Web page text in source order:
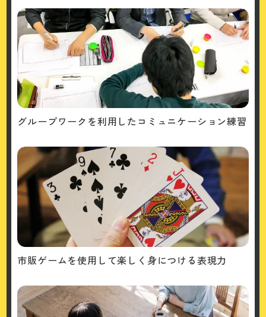
グループワークを利用したコミュニケーション練習
市販ゲームを使用して楽しく身につける表現力